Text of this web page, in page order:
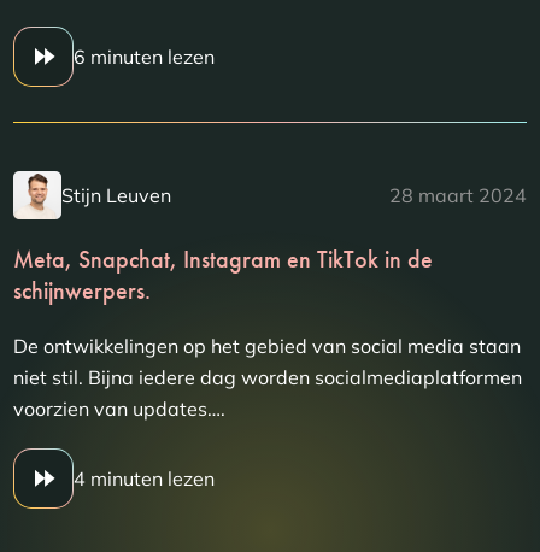
6 minuten lezen
Stijn Leuven 28 maart 2024
Meta, Snapchat, Instagram en TikTok in de
schijnwerpers.
De ontwikkelingen op het gebied van social media staan
niet stil. Bijna iedere dag worden socialmediaplatformen
voorzien van updates….
4 minuten lezen